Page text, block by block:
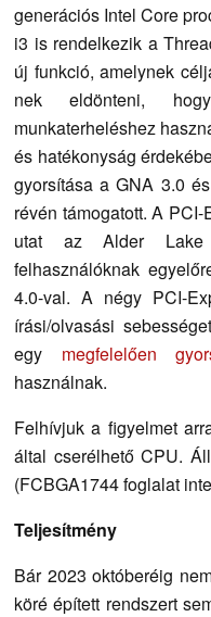
generációs Intel Core
i3 is rendelkezik a
új funkció, amelynek
nek eldönteni,
munkaterheléshez
és hatékonyság
gyorsítása a GNA 3.0
révén támogatott. A
utat az Alder
felhasználóknak
4.0-val. A négy PCI-
írási/olvasási
egy megfelelően
használnak.
Felhívjuk a figyelmet
által cserélhető CPU.
(FCBGA1744 foglalat
Teljesítmény
Bár 2023 októberéig
köré épített rendszert